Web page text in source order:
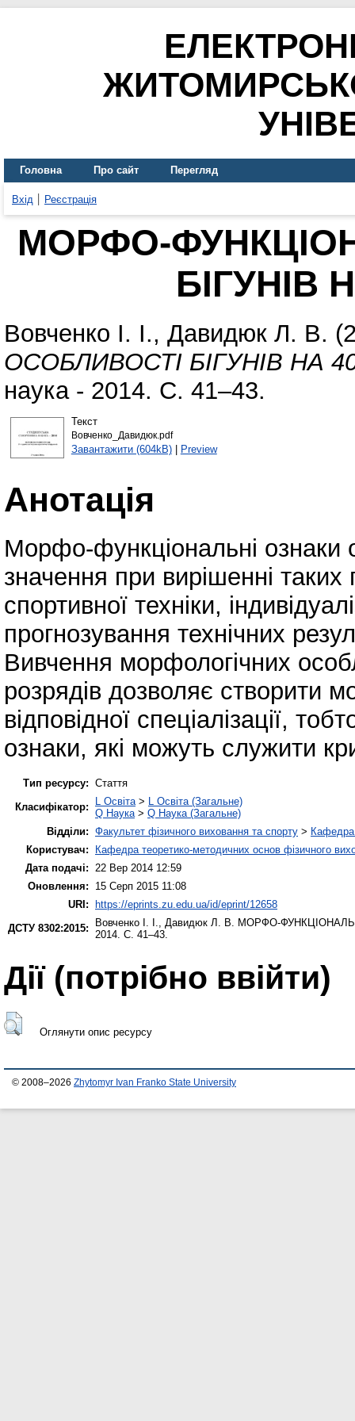
Головна Про сайт Перегляд
Вхід Реєстрація
МОРФО-
БІГУНІВ
Вовченко І. І., Давидюк Л. В.
ОСОБЛИВОСТІ БІГУНІВ НА
наука - 2014. С. 41–43.
Текст
Вовченко_Давидюк.pdf
Завантажити (604kB)| Preview
Анотація
Морфо-функціональні ознаки
значення при вирішенні
спортивної техніки,
прогнозування технічних
Вивчення морфологічних
розрядів дозволяє створити
відповідної спеціалізації,
ознаки, які можуть служити
Тип ресурсу: Стаття
Класифікатор:
L Освіта > L Освіта (Загальне)
Q Наука > Q Наука (Загальне)
Відділи: Факультет фізичного виховання та спорту > Кафедра
Користувач:
Кафедра теоретико-методичних основ фізичного
Дата подачі:
22 Вер 2014 12:59
Оновлення:
15 Серп 2015 11:08
URI: https://eprints.zu.edu.ua/id/eprint/12658
ДСТУ 8302:2015:
Вовченко І. І. Давидюк Л. В.
МОРФО-
2014. С. 41–43.
Дії ​​(потрібно ввійти)
Оглянути опис ресурсу
© 2008–2026 Zhytomyr Ivan Franko State University